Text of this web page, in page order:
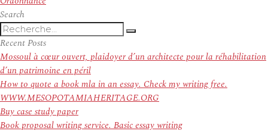
Search
Recherche
pour
:
Recherche
Recent Posts
Mossoul à cœur ouvert, plaidoyer d’un architecte pour la réhabilitation
d’un patrimoine en péril
How to quote a book mla in an essay. Check my writing free.
WWW.MESOPOTAMIAHERITAGE.ORG
Buy case study paper
Book proposal writing service. Basic essay writing